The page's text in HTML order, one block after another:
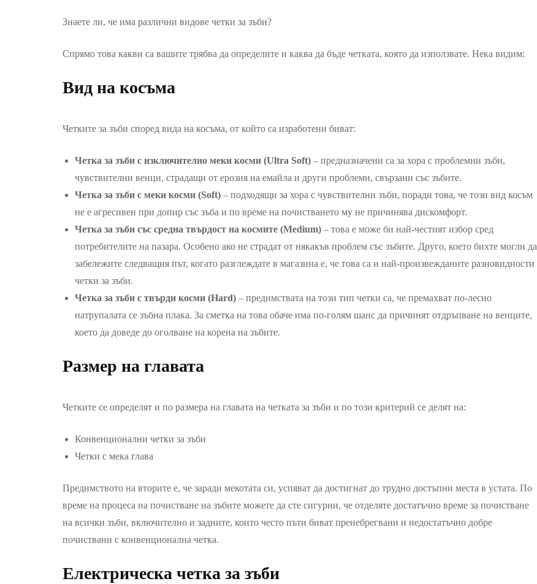
Знаете ли, че има различни видове четки за зъби?
Спрямо това какви са вашите трябва да определите и каква да бъде четката, която да използвате. Нека видим:
Вид на косъма
Четките за зъби според вида на косъма, от който са изработени биват:
Четка за зъби с изключително меки косми (Ultra Soft) – предназначени са за хора с проблемни зъби,
чувствителни венци, страдащи от ерозия на емайла и други проблеми, свързани със зъбите.
Четка за зъби с меки косми (Soft) – подходящи за хора с чувствителни зъби, поради това, че този вид косъм
не е агресивен при допир със зъба и по време на почистването му не причинява дискомфорт.
Четка за зъби със средна твърдост на космите (Medium) – това е може би най-честият избор сред
потребителите на пазара. Особено ако не страдат от някакъв проблем със зъбите. Друго, което бихте могли да
забележите следващия път, когато разглеждате в магазина е, че това са и най-произвежданите разновидности
четки за зъби.
Четка за зъби с твърди косми (Hard) – предимствата на този тип четки са, че премахват по-лесно
натрупалата се зъбна плака. За сметка на това обаче има по-голям шанс да причинят отдръпване на венците,
което да доведе до оголване на корена на зъбите.
Размер на главата
Четките се определят и по размера на главата на четката за зъби и по този критерий се делят на:
Конвенционални четки за зъби
Четки с мека глава
Предимството на вторите е, че заради мекотата си, успяват да достигнат до трудно достъпни места в устата. По
време на процеса на почистване на зъбите можете да сте сигурни, че отделяте достатъчно време за почистване
на всички зъби, включително и задните, които често пъти биват пренебрегвани и недостатъчно добре
почиствани с конвенционална четка.
Електрическа четка за зъби